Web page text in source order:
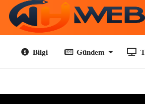
Bilgi Gündem Teknoloji